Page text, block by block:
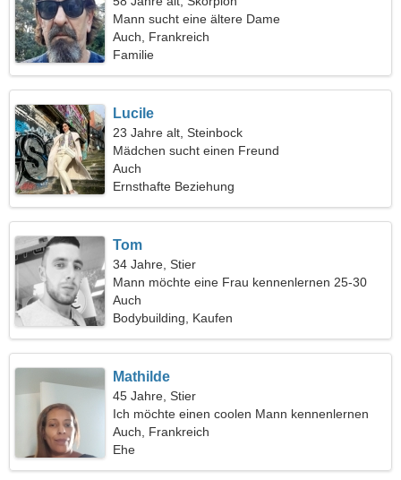
Mann sucht eine ältere Dame
Auch, Frankreich
Familie
Lucile
23 Jahre alt, Steinbock
Mädchen sucht einen Freund
Auch
Ernsthafte Beziehung
Tom
34 Jahre, Stier
Mann möchte eine Frau kennenlernen 25-30
Auch
Bodybuilding, Kaufen
Mathilde
45 Jahre, Stier
Ich möchte einen coolen Mann kennenlernen
Auch, Frankreich
Ehe